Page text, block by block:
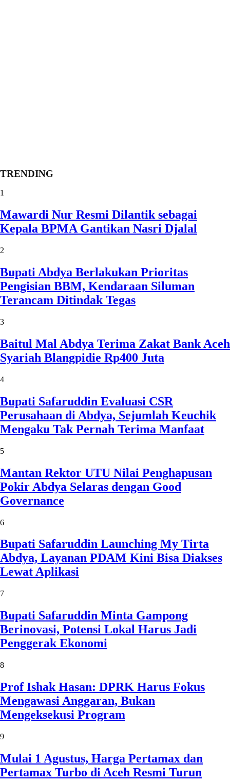
TRENDING
1
Mawardi Nur Resmi Dilantik sebagai
Kepala BPMA Gantikan Nasri Djalal
2
Bupati Abdya Berlakukan Prioritas
Pengisian BBM, Kendaraan Siluman
Terancam Ditindak Tegas
3
Baitul Mal Abdya Terima Zakat Bank Aceh
Syariah Blangpidie Rp400 Juta
4
Bupati Safaruddin Evaluasi CSR
Perusahaan di Abdya, Sejumlah Keuchik
Mengaku Tak Pernah Terima Manfaat
5
Mantan Rektor UTU Nilai Penghapusan
Pokir Abdya Selaras dengan Good
Governance
6
Bupati Safaruddin Launching My Tirta
Abdya, Layanan PDAM Kini Bisa Diakses
Lewat Aplikasi
7
Bupati Safaruddin Minta Gampong
Berinovasi, Potensi Lokal Harus Jadi
Penggerak Ekonomi
8
Prof Ishak Hasan: DPRK Harus Fokus
Mengawasi Anggaran, Bukan
Mengeksekusi Program
9
Mulai 1 Agustus, Harga Pertamax dan
Pertamax Turbo di Aceh Resmi Turun